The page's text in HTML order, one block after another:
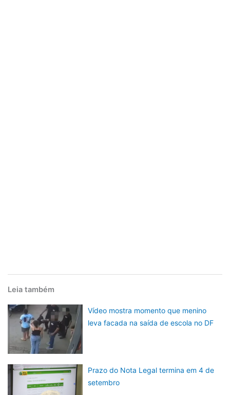
Leia também
Vídeo mostra momento que menino
leva facada na saída de escola no DF
Prazo do Nota Legal termina em 4 de
setembro